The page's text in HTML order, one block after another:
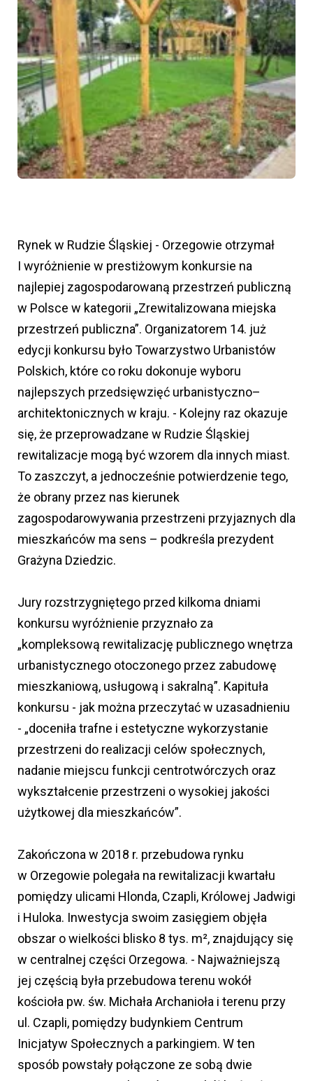
Rynek w Rudzie Śląskiej - Orzegowie otrzymał
I wyróżnienie w prestiżowym konkursie na
najlepiej zagospodarowaną przestrzeń publiczną
w Polsce w kategorii „Zrewitalizowana miejska
przestrzeń publiczna”. Organizatorem 14. już
edycji konkursu było Towarzystwo Urbanistów
Polskich, które co roku dokonuje wyboru
najlepszych przedsięwzięć urbanistyczno–
architektonicznych w kraju. - Kolejny raz okazuje
się, że przeprowadzane w Rudzie Śląskiej
rewitalizacje mogą być wzorem dla innych miast.
To zaszczyt, a jednocześnie potwierdzenie tego,
że obrany przez nas kierunek
zagospodarowywania przestrzeni przyjaznych dla
mieszkańców ma sens – podkreśla prezydent
Grażyna Dziedzic.
Jury rozstrzygniętego przed kilkoma dniami
konkursu wyróżnienie przyznało za
„kompleksową rewitalizację publicznego wnętrza
urbanistycznego otoczonego przez zabudowę
mieszkaniową, usługową i sakralną”. Kapituła
konkursu - jak można przeczytać w uzasadnieniu
- „doceniła trafne i estetyczne wykorzystanie
przestrzeni do realizacji celów społecznych,
nadanie miejscu funkcji centrotwórczych oraz
wykształcenie przestrzeni o wysokiej jakości
użytkowej dla mieszkańców”.
Zakończona w 2018 r. przebudowa rynku
w Orzegowie polegała na rewitalizacji kwartału
pomiędzy ulicami Hlonda, Czapli, Królowej Jadwigi
i Huloka. Inwestycja swoim zasięgiem objęła
obszar o wielkości blisko 8 tys. m², znajdujący się
w centralnej części Orzegowa. - Najważniejszą
jej częścią była przebudowa terenu wokół
kościoła pw. św. Michała Archanioła i terenu przy
ul. Czapli, pomiędzy budynkiem Centrum
Inicjatyw Społecznych a parkingiem. W ten
sposób powstały połączone ze sobą dwie